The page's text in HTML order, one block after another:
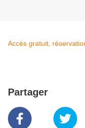
Accès gratuit,
Partager